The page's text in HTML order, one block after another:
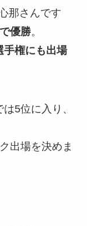
那さんです
優勝。
手権にも出場
5位に入り、
出場を決めま